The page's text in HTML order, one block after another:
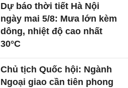
Dự báo thời tiết Hà Nội
ngày mai 5/8: Mưa lớn kèm
dông, nhiệt độ cao nhất
30°C
Chủ tịch Quốc hội: Ngành
Ngoại giao cần tiên phong